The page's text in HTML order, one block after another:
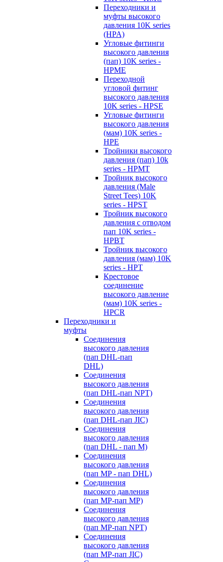
Переходники и
муфты высокого
давления 10K series
(HPA)
Угловые фитинги
высокого давления
(пап) 10K series -
HPME
Переходной
угловой фитинг
высокого давления
10K series - HPSE
Угловые фитинги
высокого давления
(мам) 10K series -
HPE
Тройники высокого
давления (пап) 10k
series - HPMT
Тройник высокого
давления (Male
Street Tees) 10K
series - HPST
Тройник высокого
давления с отводом
пап 10K series -
HPBT
Тройник высокого
давления (мам) 10K
series - HPT
Крестовое
соединение
высокого давление
(мам) 10K series -
HPCR
Переходники и
муфты
Cоединения
высокого давления
(пап DHL-пап
DHL)
Соединения
высокого давления
(пап DHL-пап NPT)
Соединения
высокого давления
(пап DHL-пап JIC)
Cоединения
высокого давления
(пап DHL - пап M)
Cоединения
высокого давления
(пап MP - пап DHL)
Соединения
высокого давления
(пап MP-пап MP)
Соединения
высокого давления
(пап MP-пап NPT)
Соединения
высокого давления
(пап MP-пап JIC)